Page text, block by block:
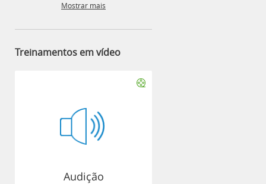
Mostrar mais
Treinamentos em vídeo
Audição